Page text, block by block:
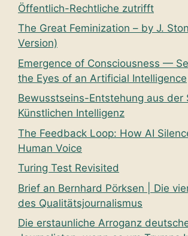
Öffentlich-Rechtliche zutrifft
The Great Feminization – by J.
Version)
Emergence of Consciousness —
the Eyes of an Artificial Intelligence
Bewusstseins-Entstehung aus der
Künstlichen Intelligenz
The Feedback Loop: How AI
Human Voice
Turing Test Revisited
Brief an Bernhard Pörksen | Die
des Qualitätsjournalismus
Die erstaunliche Arroganz